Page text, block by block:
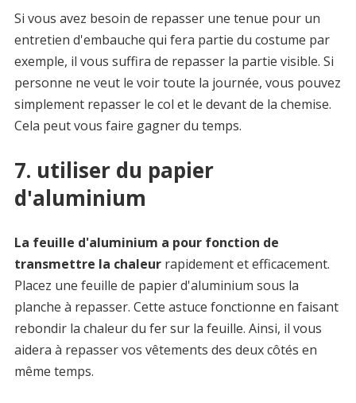
Si vous avez besoin de repasser une tenue pour un
entretien d'embauche qui fera partie du costume par
exemple, il vous suffira de repasser la partie visible. Si
personne ne veut le voir toute la journée, vous pouvez
simplement repasser le col et le devant de la chemise.
Cela peut vous faire gagner du temps.
7. utiliser du papier
d'aluminium
La feuille d'aluminium a pour fonction de
transmettre la chaleurrapidement et efficacement.
Placez une feuille de papier d'aluminium sous la
planche à repasser. Cette astuce fonctionne en faisant
rebondir la chaleur du fer sur la feuille. Ainsi, il vous
aidera à repasser vos vêtements des deux côtés en
même temps.